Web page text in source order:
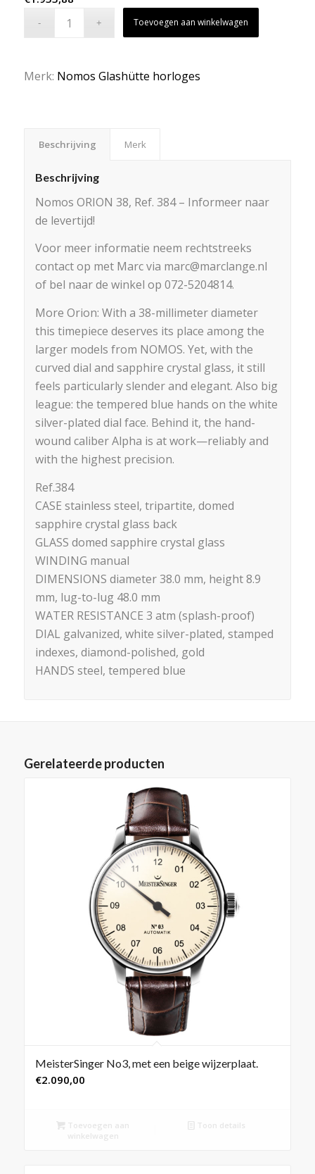
Toevoegen aan winkelwagen
Merk: Nomos Glashütte horloges
Beschrijving Merk
Beschrijving
Nomos ORION 38, Ref. 384 – Informeer naar
de levertijd!
Voor meer informatie neem rechtstreeks
contact op met Marc via marc@marclange.nl
of bel naar de winkel op 072-5204814.
More Orion: With a 38-millimeter diameter
this timepiece deserves its place among the
larger models from NOMOS. Yet, with the
curved dial and sapphire crystal glass, it still
feels particularly slender and elegant. Also big
league: the tempered blue hands on the white
silver-plated dial face. Behind it, the hand-
wound caliber Alpha is at work—reliably and
with the highest precision.
Ref.384
CASE stainless steel, tripartite, domed
sapphire crystal glass back
GLASS domed sapphire crystal glass
WINDING manual
DIMENSIONS diameter 38.0 mm, height 8.9
mm, lug-to-lug 48.0 mm
WATER RESISTANCE 3 atm (splash-proof)
DIAL galvanized, white silver-plated, stamped
indexes, diamond-polished, gold
HANDS steel, tempered blue
Gerelateerde producten
MeisterSinger No3, met een beige wijzerplaat.
€2.090,00
Toevoegen aan
winkelwagen
Toon details